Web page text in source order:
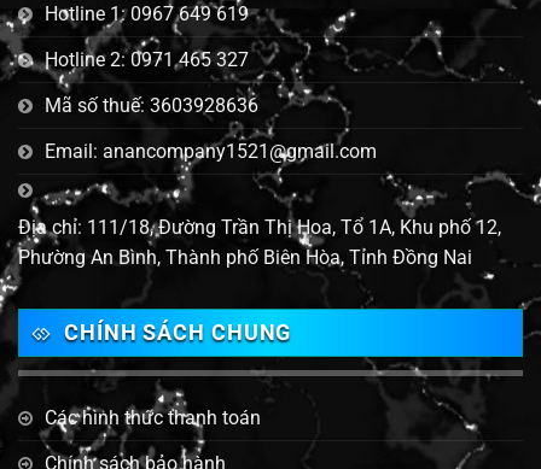
Hotline 1: 0967 649 619
Hotline 2: 0971 465 327
Mã số thuế: 3603928636
Email: anancompany1521@gmail.com
Địa chỉ: 111/18, Đường Trần Thị Hoa, Tổ 1A, Khu phố 12,
Phường An Bình, Thành phố Biên Hòa, Tỉnh Đồng Nai
CHÍNH SÁCH CHUNG
Các hình thức thanh toán
Chính sách bảo hành